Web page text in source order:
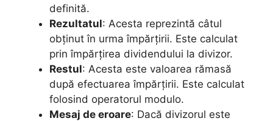
definită.
Rezultatul: Acesta reprezintă câtul
obținut în urma împărțirii. Este calculat
prin împărțirea dividendului la divizor.
Restul: Acesta este valoarea rămasă
după efectuarea împărțirii. Este calculat
folosind operatorul modulo.
Mesaj de eroare: Dacă divizorul este